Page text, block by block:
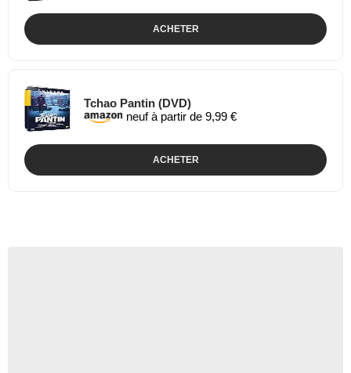
ACHETER
Tchao Pantin (DVD)
neuf à partir de 9,99 €
ACHETER